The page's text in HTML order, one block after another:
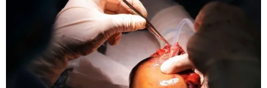
châu Á vẫn ổn định
13/01/2024 22:35
Giá gạo xuất khẩu từ các “vựa lúa” lớn ở châu Á ổn
định trong tuần này, do nhu cầu lương thực ở mức vừa
phải đã được bù đắp bởi nguồn cung giảm; giá gạo